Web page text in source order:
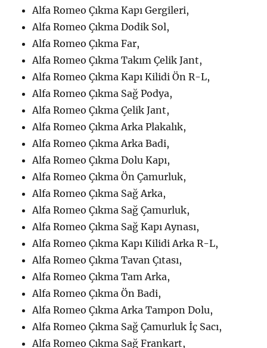
Alfa Romeo Çıkma Kapı Gergileri,
Alfa Romeo Çıkma Dodik Sol,
Alfa Romeo Çıkma Far,
Alfa Romeo Çıkma Takım Çelik Jant,
Alfa Romeo Çıkma Kapı Kilidi Ön R-L,
Alfa Romeo Çıkma Sağ Podya,
Alfa Romeo Çıkma Çelik Jant,
Alfa Romeo Çıkma Arka Plakalık,
Alfa Romeo Çıkma Arka Badi,
Alfa Romeo Çıkma Dolu Kapı,
Alfa Romeo Çıkma Ön Çamurluk,
Alfa Romeo Çıkma Sağ Arka,
Alfa Romeo Çıkma Sağ Çamurluk,
Alfa Romeo Çıkma Sağ Kapı Aynası,
Alfa Romeo Çıkma Kapı Kilidi Arka R-L,
Alfa Romeo Çıkma Tavan Çıtası,
Alfa Romeo Çıkma Tam Arka,
Alfa Romeo Çıkma Ön Badi,
Alfa Romeo Çıkma Arka Tampon Dolu,
Alfa Romeo Çıkma Sağ Çamurluk İç Sacı,
Alfa Romeo Çıkma Sağ Frankart,